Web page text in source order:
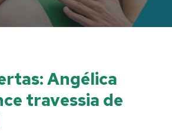
Angélica
travessia de